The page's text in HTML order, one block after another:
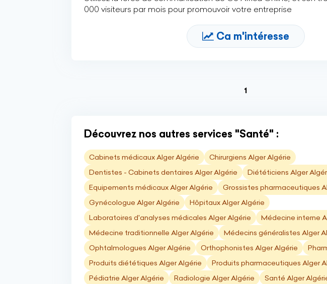
000 visiteurs par mois pour promouvoir votre entreprise
Ca m'intéresse
1(current)
Découvrez nos autres services "Santé" :
Cabinets médicaux Alger Algérie
Chirurgiens Alger Algérie
Dentistes - Cabinets dentaires Alger Algérie
Diététiciens Alger
Equipements médicaux Alger Algérie
Grossistes pharmaceutiques
Gynécologue Alger Algérie
Hôpitaux Alger Algérie
Laboratoires d'analyses médicales Alger Algérie
Médecine interne
Médecine traditionnelle Alger Algérie
Médecins généralistes Alger
Ophtalmologues Alger Algérie
Orthophonistes Alger Algérie
Produits diététiques Alger Algérie
Produits pharmaceutiques Alger
Pédiatrie Alger Algérie
Radiologie Alger Algérie Santé Alger